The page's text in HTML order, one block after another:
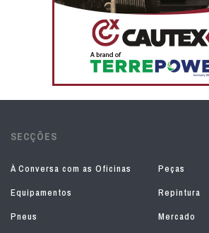
SECÇÕES
À Conversa com as Oficinas
Peças
Equipamentos
Repintura
Pneus
Mercado